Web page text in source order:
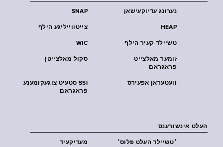
SNAP נערונג עדיוקעישאן
צייטווייליגע הילף HEAP
WIC טשיילד קעיר הילף
סקול מאלצייטן
זומער מאלצייט
פראגראם
SSI סטעיט צוגעקומענע
פראגראם
וועטעראן אפעירס
העלט אינשורענס
מעדיקעיד
׳טשיילד העלט פּלוס׳